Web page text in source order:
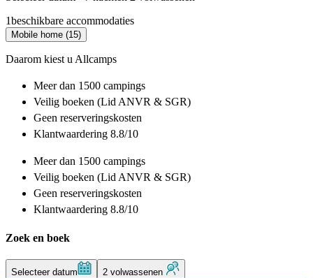
1beschikbare accommodaties
Mobile home (15)
Daarom kiest u Allcamps
Meer dan 1500 campings
Veilig boeken (Lid ANVR & SGR)
Geen reserveringskosten
Klantwaardering 8.8/10
Meer dan 1500 campings
Veilig boeken (Lid ANVR & SGR)
Geen reserveringskosten
Klantwaardering 8.8/10
Zoek en boek
Selecteer datum 2 volwassenen